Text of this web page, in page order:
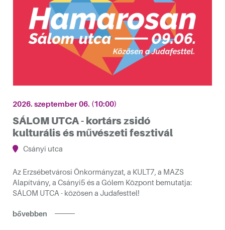
alkalmából!
művészei
2026. szeptember 06. (10:00)
SÁLOM UTCA - kortárs zsidó
kulturális és művészeti fesztivál
Csányi utca
Az Erzsébetvárosi Önkormányzat, a KULT7, a MAZS
Alapítvány, a Csányi5 és a Gólem Központ bemutatja:
SÁLOM UTCA - közösen a Judafesttel!
bővebben